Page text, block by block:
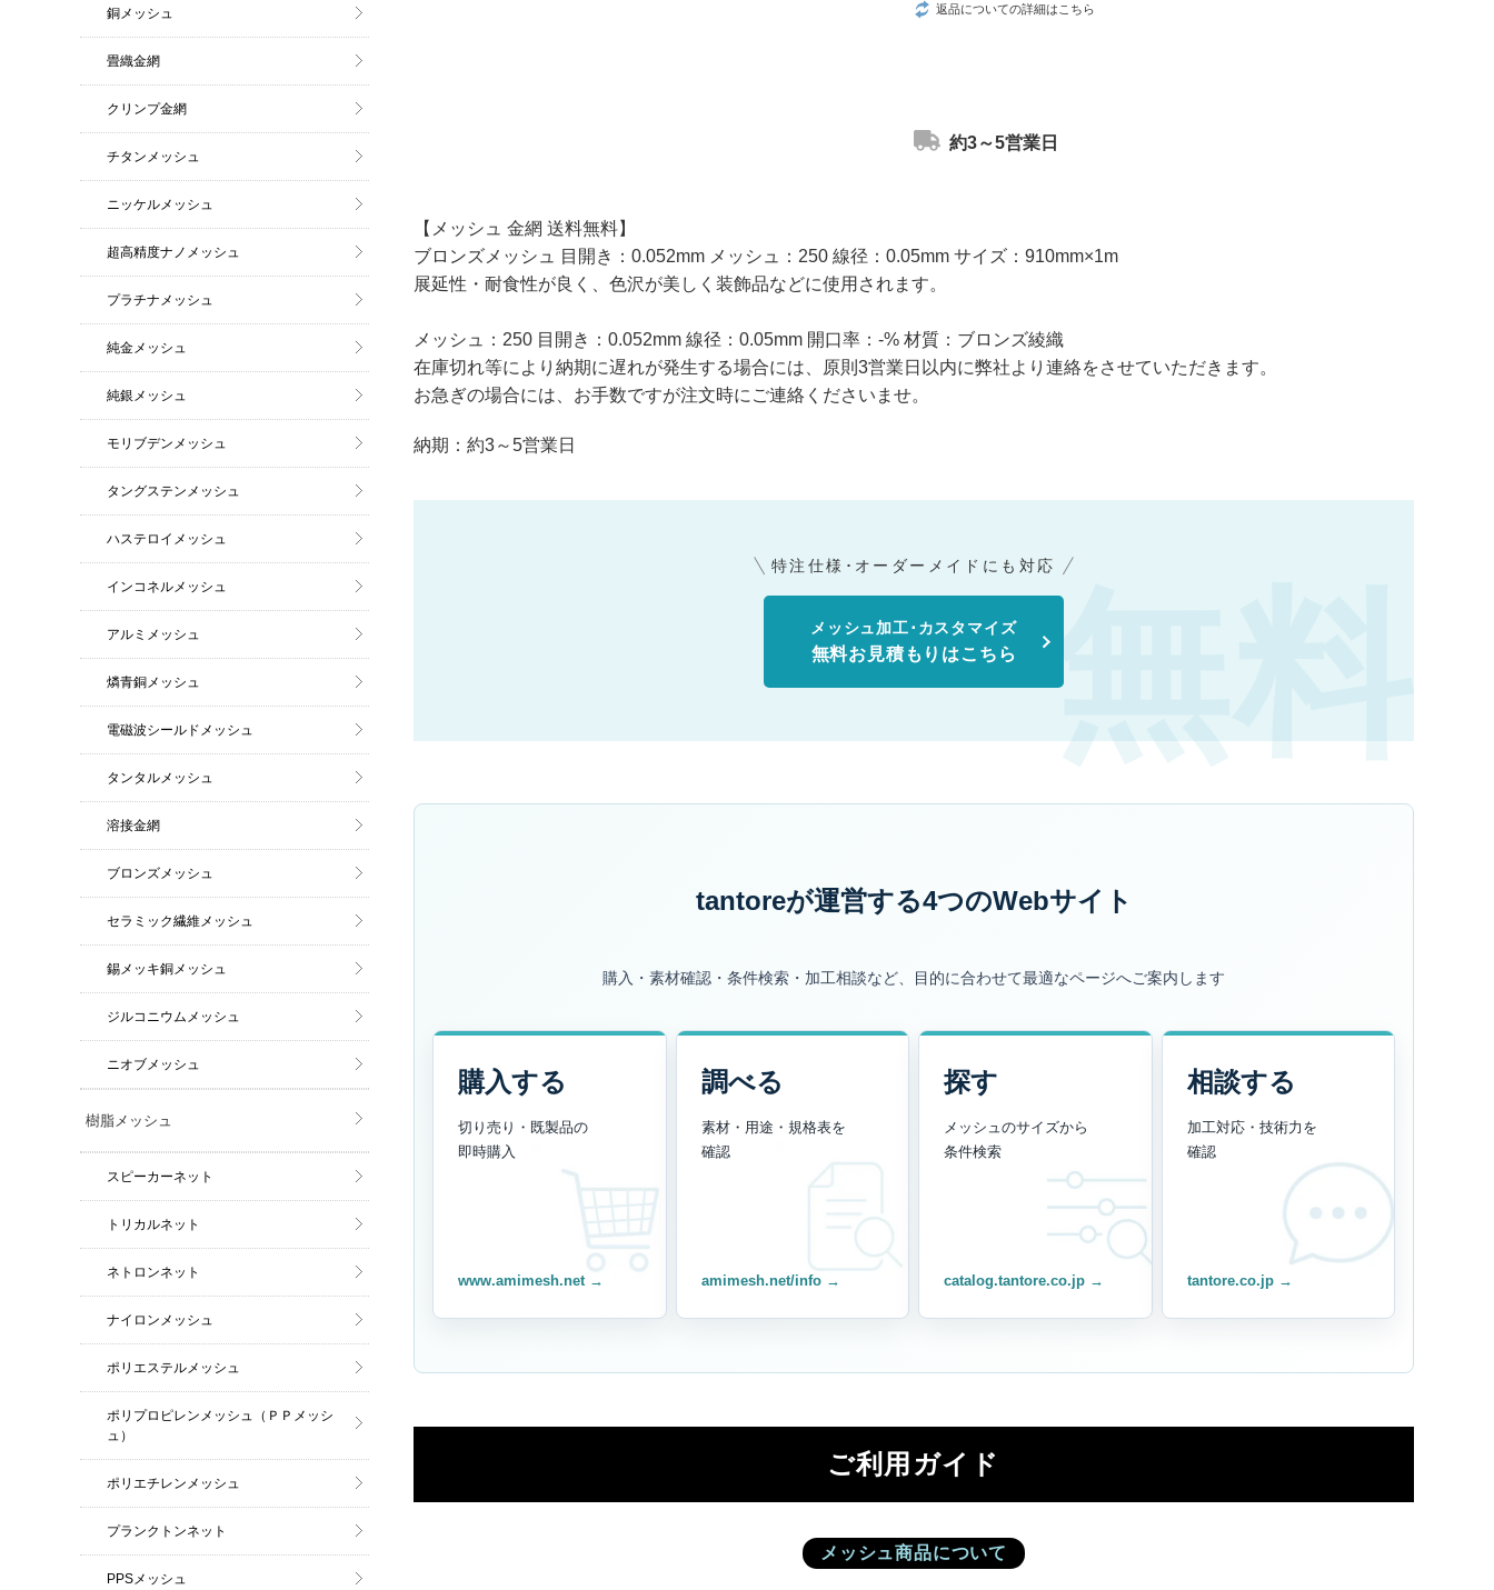
返品についての詳細はこちら
約3～5営業日
【メッシュ 金網 送料無料】
ブロンズメッシュ 目開き：0.052mm メッシュ：250 線径：0.05mm サイズ：910mm×1m
展延性・耐食性が良く、色沢が美しく装飾品などに使用されます。
メッシュ：250 目開き：0.052mm 線径：0.05mm 開口率：-% 材質：ブロンズ綾織
在庫切れ等により納期に遅れが発生する場合には、原則3営業日以内に弊社より連絡をさせていただきます。
お急ぎの場合には、お手数ですが注文時にご連絡くださいませ。
納期：約3～5営業日
メッシュ加工･カスタマイズ
無料お見積もりはこちら
特注仕様･オーダーメイドにも対応
tantoreが運営する4つのWebサイト
購入・素材確認・条件検索・加工相談など、目的に合わせて最適なページへご案内します
購入する
切り売り・既製品の
即時購入
www.amimesh.net →
調べる
素材・用途・規格表を
確認
amimesh.net/info →
探す
メッシュのサイズから
条件検索
catalog.tantore.co.jp →
相談する
加工対応・技術力を
確認
tantore.co.jp →
ご利用ガイド
メッシュ商品について
銅メッシュ
畳織金網
クリンプ金網
チタンメッシュ
ニッケルメッシュ
超高精度ナノメッシュ
プラチナメッシュ
純金メッシュ
純銀メッシュ
モリブデンメッシュ
タングステンメッシュ
ハステロイメッシュ
インコネルメッシュ
アルミメッシュ
燐青銅メッシュ
電磁波シールドメッシュ
タンタルメッシュ
溶接金網
ブロンズメッシュ
セラミック繊維メッシュ
錫メッキ銅メッシュ
ジルコニウムメッシュ
ニオブメッシュ
樹脂メッシュ
スピーカーネット
トリカルネット
ネトロンネット
ナイロンメッシュ
ポリエステルメッシュ
ポリプロピレンメッシュ（ＰＰメッシ
ュ）
ポリエチレンメッシュ
プランクトンネット
PPSメッシュ